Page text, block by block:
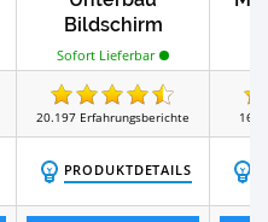
Bildschirm
Sofort Lieferbar
20.197 Erfahrungsberichte 164
PRODUKTDETAILS